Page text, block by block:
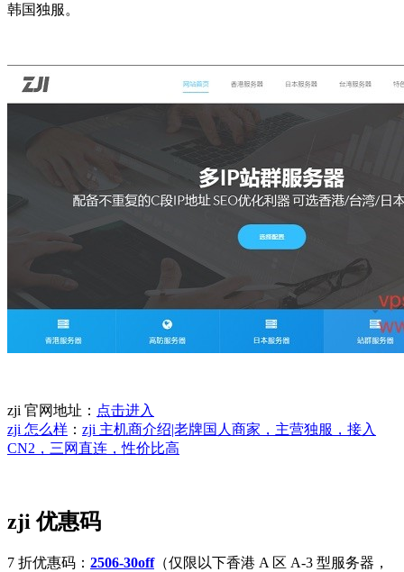
韩国独服。
zji 官网地址： 点击进入
zji 怎么样 ： zji 主机商介绍|老牌国人商家，主营独服，接入
CN2，三网直连，性价比高
zji 优惠码
7 折优惠码： 2506-30off（仅限以下香港 A 区 A-3 型服务器，